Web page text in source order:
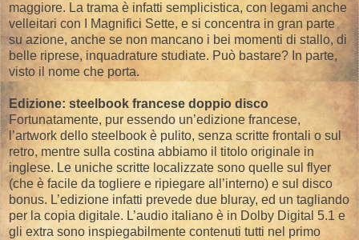
maggiore. La trama è infatti semplicistica, con legami anche
velleitari con I Magnifici Sette, e si concentra in gran parte
su azione, anche se non mancano i bei momenti di stallo, di
belle riprese, inquadrature studiate. Può bastare? In parte,
visto il nome che porta.
Edizione: steelbook francese doppio disco
Fortunatamente, pur essendo un’edizione francese,
l’artwork dello steelbook è pulito, senza scritte frontali o sul
retro, mentre sulla costina abbiamo il titolo originale in
inglese. Le uniche scritte localizzate sono quelle sul flyer
(che è facile da togliere e ripiegare all’interno) e sul disco
bonus. L’edizione infatti prevede due bluray, ed un tagliando
per la copia digitale. L’audio italiano è in Dolby Digital 5.1 e
gli extra sono inspiegabilmente contenuti tutti nel primo